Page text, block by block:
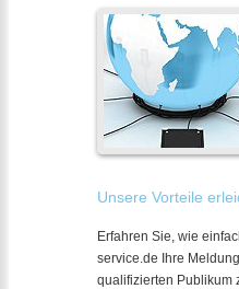
Unsere Vorteile
Erfahren Sie, wie
service.de Ihre
qualifizierten Publikum